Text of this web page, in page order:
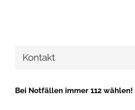
Kontakt
Bei Notfällen immer 112 wählen!